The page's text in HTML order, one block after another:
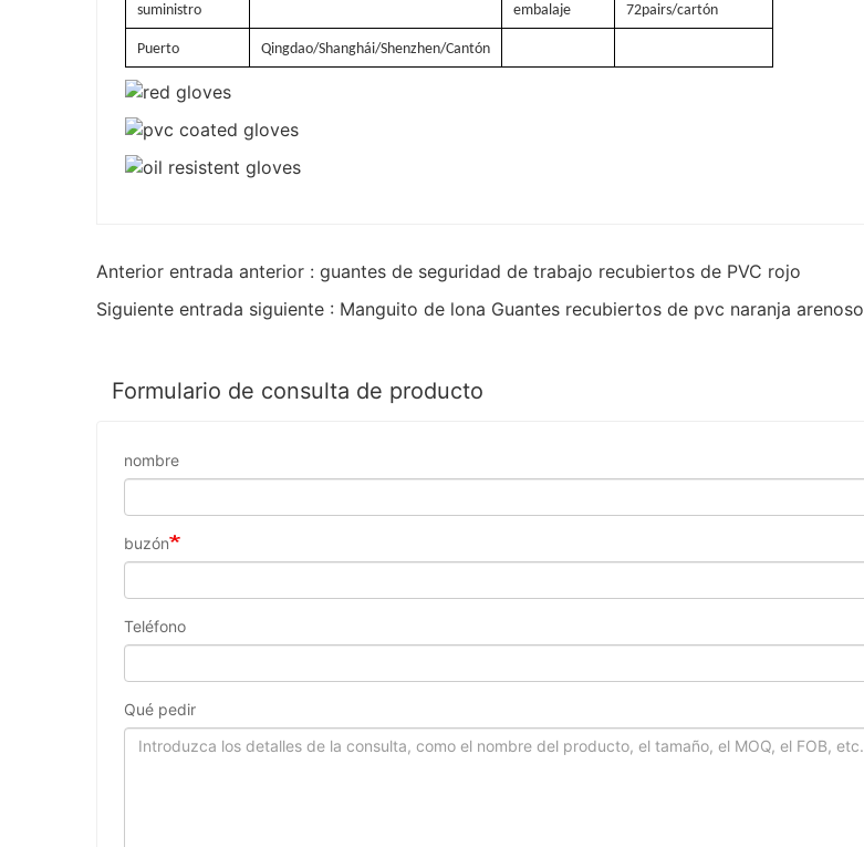
suministro
embalaje
72pairs/cartón
Puerto Qingdao/Shanghái/Shenzhen/Cantón
Anterior entrada anterior : guantes de seguridad de trabajo recubiertos de PVC rojo
Siguiente entrada siguiente : Manguito de lona Guantes recubiertos de pvc naranja arenoso
Formulario de consulta de producto
nombre
buzón
Teléfono
Qué pedir